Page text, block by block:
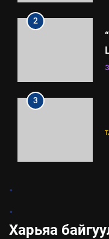
2
3
.
.
Харьяа